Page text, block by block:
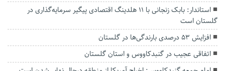
استاندار: بابک زنجانی با ۱۱ هلدینگ اقتصادی پیگیر سرمایه‌گذاری در
گلستان است
افزایش ۵۳ درصدی بارندگی‌ها در گلستان
اتفاقی عجیب در‌ گنبدکاووس و استان گلستان